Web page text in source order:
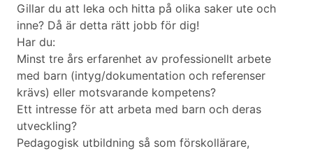
Gillar du att leka och hitta på olika saker ute och
inne? Då är detta rätt jobb för dig!
Har du:
Minst tre års erfarenhet av professionellt arbete
med barn (intyg/dokumentation och referenser
krävs) eller motsvarande kompetens?
Ett intresse för att arbeta med barn och deras
utveckling?
Pedagogisk utbildning så som förskollärare,